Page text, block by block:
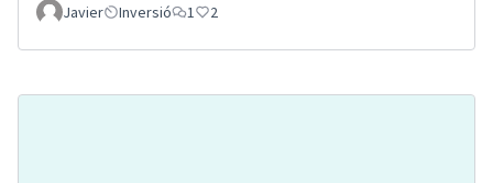
Javier Inversió 1 2